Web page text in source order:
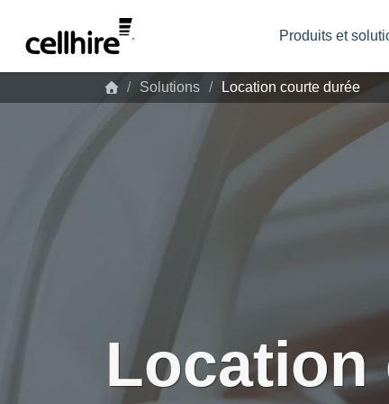
Produits et
Solutions Location courte durée
Location